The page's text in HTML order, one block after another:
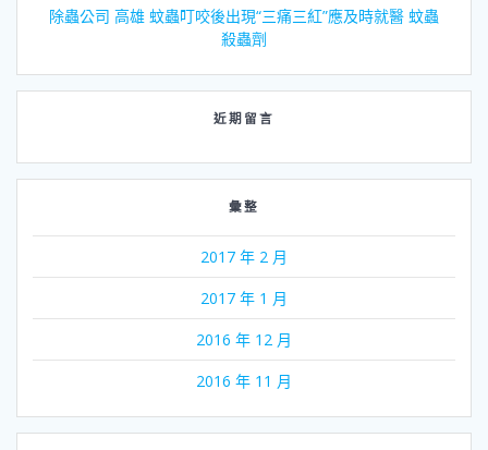
除蟲公司 高雄 蚊蟲叮咬後出現“三痛三紅”應及時就醫 蚊蟲
殺蟲劑
近期留言
彙整
2017 年 2 月
2017 年 1 月
2016 年 12 月
2016 年 11 月